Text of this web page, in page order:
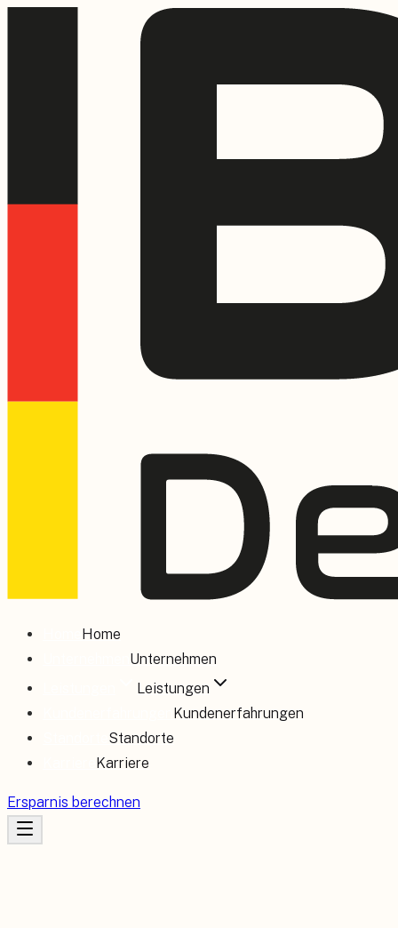
Home
Unternehmen
Leistungen
Kundenerfahrungen
Standorte
Karriere
Ersparnis berechnen